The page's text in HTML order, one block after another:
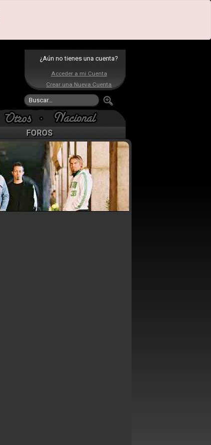
¿Aún no tienes una cuenta?
Acceder a mi Cuenta
Crear una Nueva Cuenta
FOROS